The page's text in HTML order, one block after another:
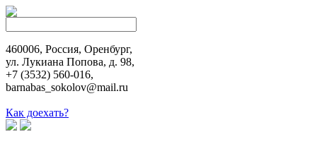
460006, Россия, Оренбург,
ул. Лукиана Попова, д. 98,
+7 (3532) 560-016,
barnabas_sokolov@mail.ru
Как доехать?